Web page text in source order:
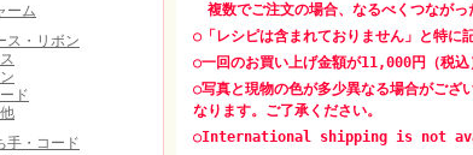
複数でご注文の場合、なるべくつながっ
○「レシピは含まれておりません」と特に
○一回のお買い上げ金額が11,000円（税込
○写真と現物の色が多少異なる場合がござ
なります。ご了承ください。
○International shipping is not